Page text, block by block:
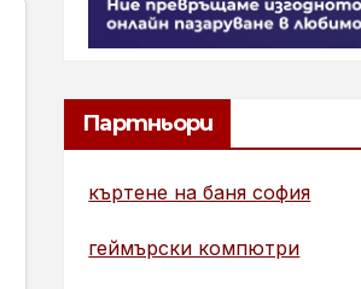
Партньори
къртене на баня софия
геймърски компютри